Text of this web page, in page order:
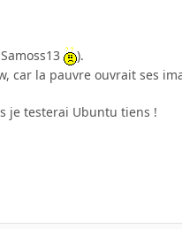
).
la pauvre ouvrait ses
je testerai Ubuntu tiens !